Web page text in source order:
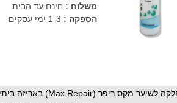
משלוח : חינם עד הבית
הספקה : 1-3 ימי עסקים